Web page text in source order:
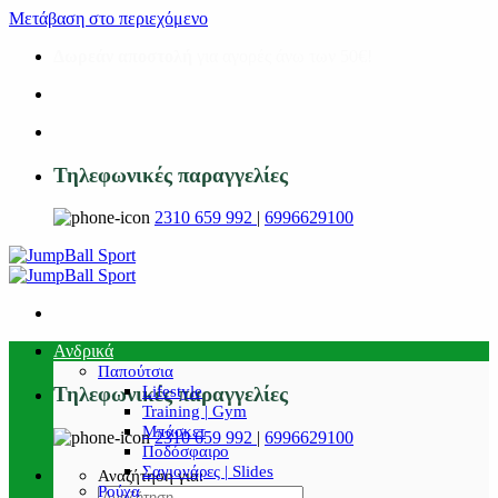
Μετάβαση στο περιεχόμενο
Τηλεφωνικές παραγγελίες
2310 659 992 | 6996629100
Τηλεφωνικές παραγγελίες
2310 659 992 | 6996629100
Αναζήτηση για:
Ανδρικά
Παπούτσια
Lifestyle
Training | Gym
Μπάσκετ
Ποδόσφαιρο
Σαγιονάρες | Slides
Ρούχα